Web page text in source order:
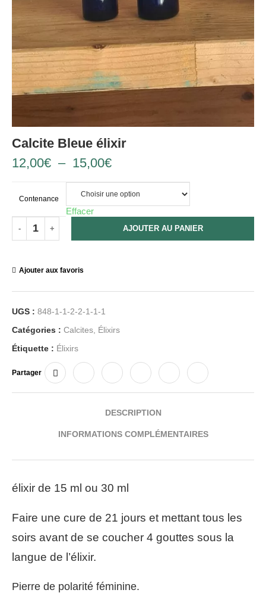
Calcite Bleue élixir
12,00€ – 15,00€
Contenance
Effacer
AJOUTER AU PANIER
Ajouter aux favoris
UGS : 848-1-1-2-2-1-1-1
Catégories : Calcites Élixirs
Étiquette : Élixirs
Partager
DESCRIPTION
INFORMATIONS COMPLÉMENTAIRES
élixir de 15 ml ou 30 ml
Faire une cure de 21 jours et mettant tous les
soirs avant de se coucher 4 gouttes sous la
langue de l’élixir.
Pierre de polarité féminine.